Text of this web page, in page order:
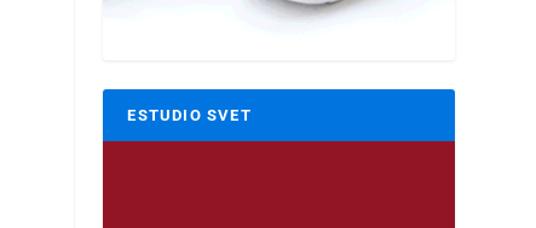
ESTUDIO SVET